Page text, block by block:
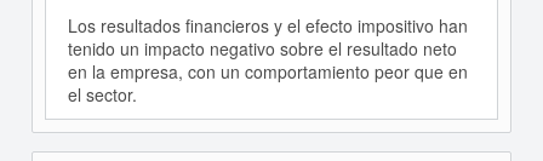
Los resultados financieros y el efecto impositivo han
tenido un impacto negativo sobre el resultado neto
en la empresa, con un comportamiento peor que en
el sector.